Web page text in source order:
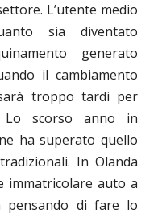
L’utente medio
sia diventato
generato
il cambiamento
troppo tardi per
Lo scorso anno in
ha superato quello
In Olanda
immatricolare auto a
pensando di fare lo